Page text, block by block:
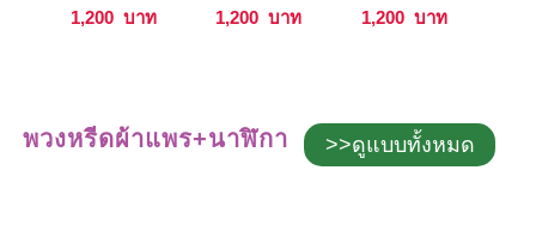
1,200 บาท
1,200 บาท
1,200 บาท
พวงหรีดผ้าแพร+นาฬิกา >>ดูแบบทั้งหมด